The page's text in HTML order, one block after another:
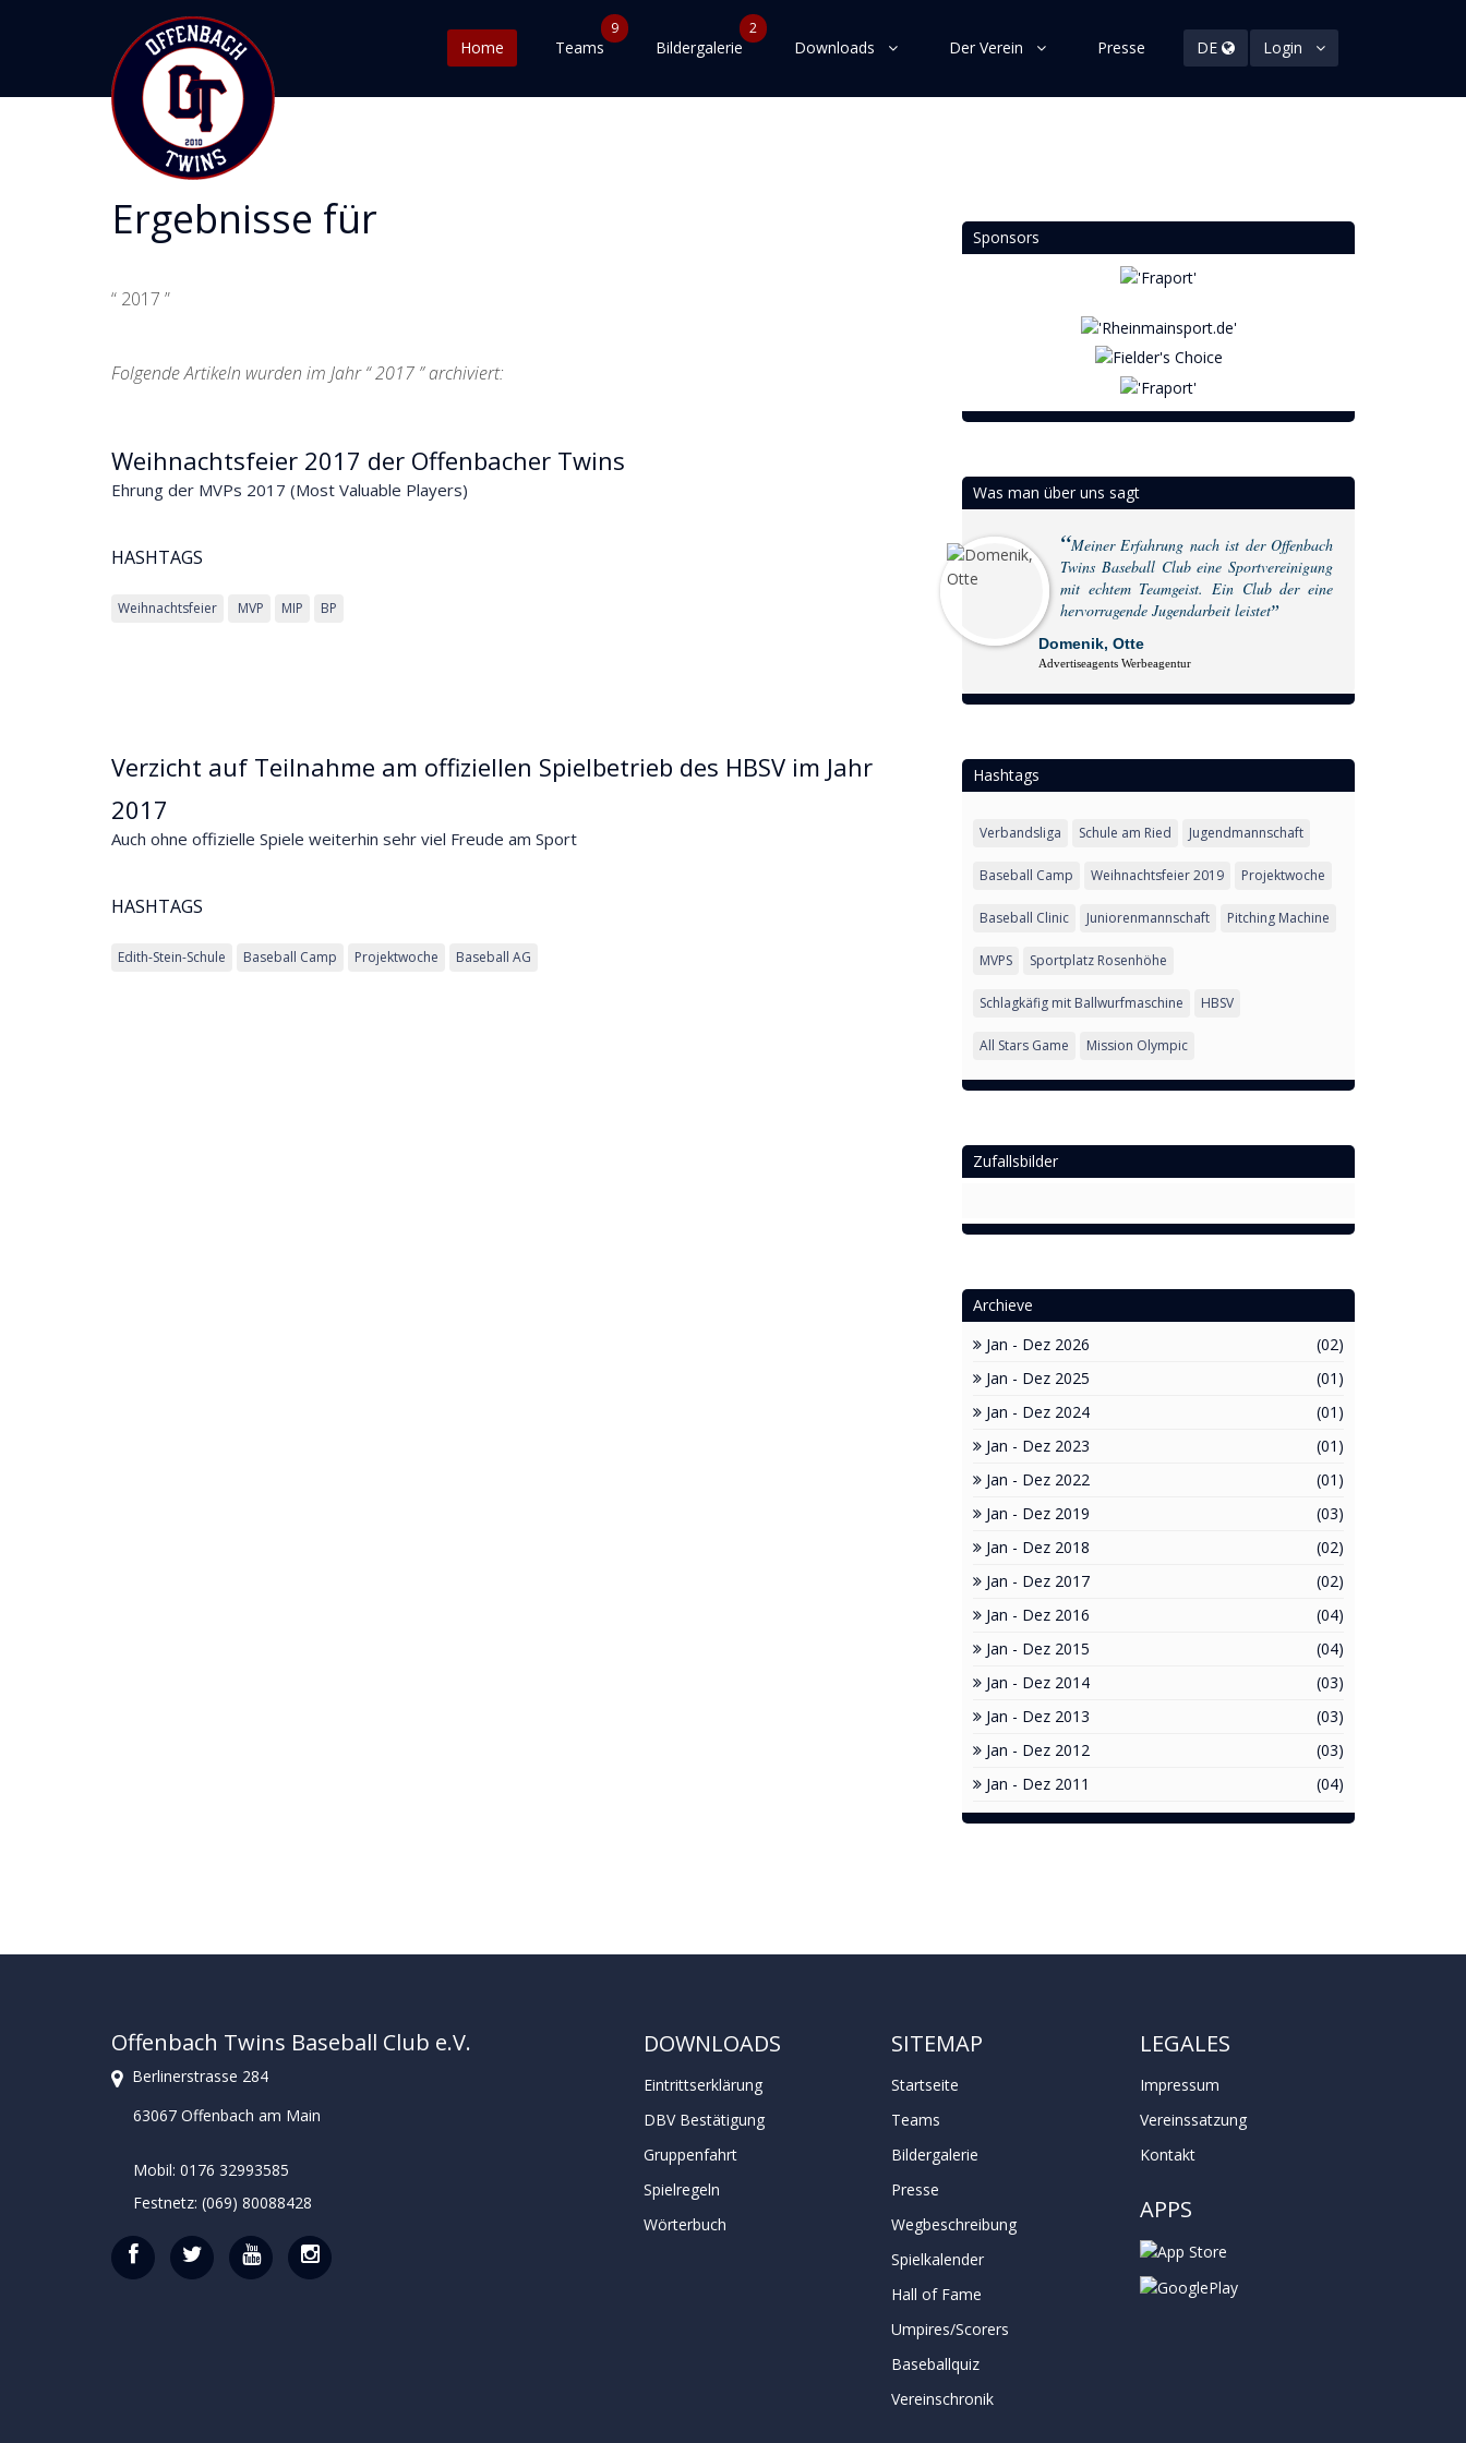
Home
9
Teams
2
Bildergalerie Downloads Der Verein Presse DE Login
Ergebnisse für
“ 2017 ”
Folgende Artikeln wurden im Jahr “ 2017 ” archiviert:
Weihnachtsfeier 2017 der Offenbacher Twins
Ehrung der MVPs 2017 (Most Valuable Players)
HASHTAGS
Weihnachtsfeier MVP MIP BP
Verzicht auf Teilnahme am offiziellen Spielbetrieb des HBSV im Jahr
2017
Auch ohne offizielle Spiele weiterhin sehr viel Freude am Sport
HASHTAGS
Edith-Stein-Schule Baseball Camp Projektwoche Baseball AG
Sponsors
Was man über uns sagt
Meiner Erfahrung nach ist der Offenbach
Twins Baseball Club eine Sportvereinigung
mit echtem Teamgeist. Ein Club der eine
hervorragende Jugendarbeit leistet
Domenik, Otte
Advertiseagents Werbeagentur
Hashtags
Verbandsliga Schule am Ried Jugendmannschaft
Baseball Camp Weihnachtsfeier 2019 Projektwoche
Baseball Clinic Juniorenmannschaft Pitching Machine
MVPS Sportplatz Rosenhöhe
Schlagkäfig mit Ballwurfmaschine HBSV
All Stars Game Mission Olympic
Zufallsbilder
Archieve
Jan - Dez 2026
(02)
Jan - Dez 2025
(01)
Jan - Dez 2024
(01)
Jan - Dez 2023
(01)
Jan - Dez 2022
(01)
Jan - Dez 2019
(03)
Jan - Dez 2018
(02)
Jan - Dez 2017
(02)
Jan - Dez 2016
(04)
Jan - Dez 2015
(04)
Jan - Dez 2014
(03)
Jan - Dez 2013
(03)
Jan - Dez 2012
(03)
Jan - Dez 2011
(04)
Offenbach Twins Baseball Club e.V.
Berlinerstrasse 284
63067 Offenbach am Main
Mobil: 0176 32993585
Festnetz: (069) 80088428
DOWNLOADS
Eintrittserklärung
DBV Bestätigung
Gruppenfahrt
Spielregeln
Wörterbuch
SITEMAP
Startseite
Teams
Bildergalerie
Presse
Wegbeschreibung
Spielkalender
Hall of Fame
Umpires/Scorers
Baseballquiz
Vereinschronik
LEGALES
Impressum
Vereinssatzung
Kontakt
APPS